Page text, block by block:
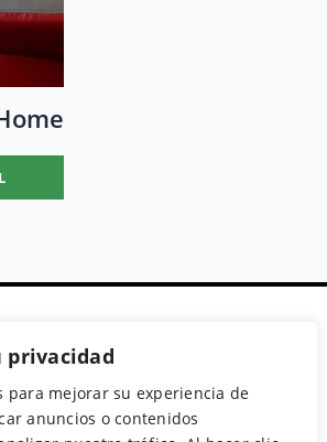
privacidad
para mejorar su experiencia de
anuncios o contenidos
Políticas
Política de cookies
Aviso Legal
Instagram